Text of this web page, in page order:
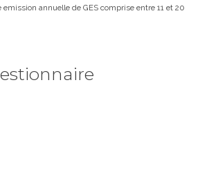
annuelle de GES comprise entre 11 et 20